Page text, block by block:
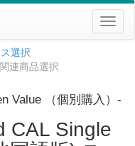
選択
関連商品選択
Value （個別購入）-
CAL Single